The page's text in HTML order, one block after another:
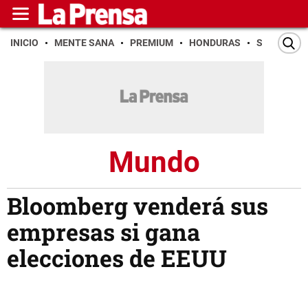
INICIO MENTE SANA PREMIUM HONDURAS SAN PEDRO
Mundo
Bloomberg venderá sus
empresas si gana
elecciones de EEUU